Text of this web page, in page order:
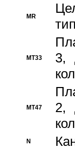
MR
MT33
3,
MT47
2,
N